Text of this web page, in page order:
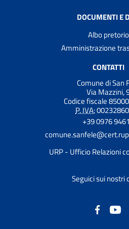
DOCUMENTI E
Albo pretorio
Amministrazione
CONTATTI
Comune di San
Via Mazzini,
Codice fiscale
P. IVA:
+39 0976
URP - Ufficio Relazioni
Seguici sui nostri